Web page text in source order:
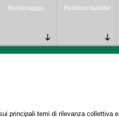
Monitoraggio Rendicontazione
principali temi di rilevanza collettiva